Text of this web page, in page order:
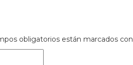
obligatorios están marcados con